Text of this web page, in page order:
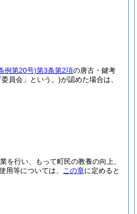
例第20号)第3条第2項の唐古・鍵考
員会」という。)が認めた場合は、
を行い、もって町民の教養の向上、
用等については、
この章に定めると